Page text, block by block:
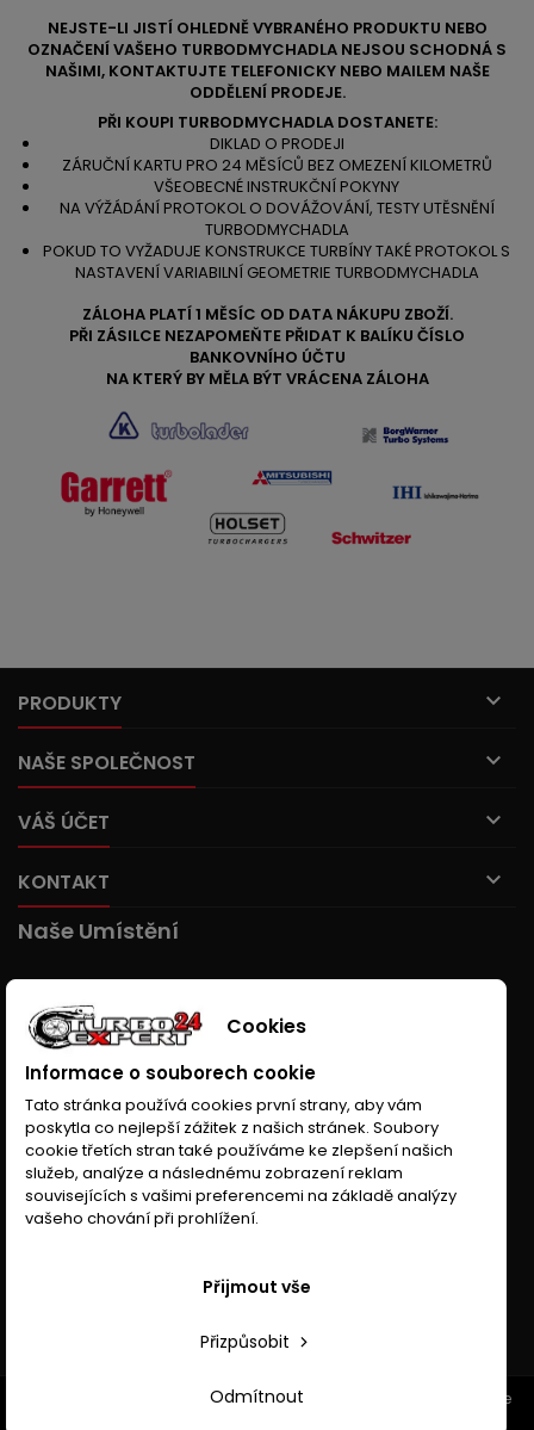
NEJSTE-LI JISTÍ OHLEDNĚ VYBRANÉHO PRODUKTU NEBO
OZNAČENÍ VAŠEHO TURBODMYCHADLA NEJSOU SCHODNÁ S
NAŠIMI, KONTAKTUJTE TELEFONICKY NEBO MAILEM NAŠE
ODDĚLENÍ PRODEJE.
PŘI KOUPI TURBODMYCHADLA DOSTANETE:
DIKLAD O PRODEJI
ZÁRUČNÍ KARTU PRO 24 MĚSÍCŮ BEZ OMEZENÍ KILOMETRŮ
VŠEOBECNÉ INSTRUKČNÍ POKYNY
NA VÝŽÁDÁNÍ PROTOKOL O DOVÁŽOVÁNÍ, TESTY UTĚSNĚNÍ
TURBODMYCHADLA
POKUD TO VYŽADUJE KONSTRUKCE TURBÍNY TAKÉ PROTOKOL S
NASTAVENÍ VARIABILNÍ GEOMETRIE TURBODMYCHADLA
ZÁLOHA PLATÍ 1 MĚSÍC OD DATA NÁKUPU ZBOŽÍ.
PŘI ZÁSILCE NEZAPOMEŇTE PŘIDAT K BALÍKU ČÍSLO
BANKOVNÍHO ÚČTU
NA KTERÝ BY MĚLA BÝT VRÁCENA ZÁLOHA
PRODUKTY 
NAŠE SPOLEČNOST 
VÁŠ ÚČET 
KONTAKT 
Naše Umístění
© Copyright 2026 Turboexpert24.cz. All Rights Reserved. Wykonanie
Cookies
Informace o souborech cookie
Tato stránka používá cookies první strany, aby vám
poskytla co nejlepší zážitek z našich stránek. Soubory
cookie třetích stran také používáme ke zlepšení našich
služeb, analýze a následnému zobrazení reklam
souvisejících s vašimi preferencemi na základě analýzy
vašeho chování při prohlížení.
Odmítnout
Přizpůsobit
Přijmout vše